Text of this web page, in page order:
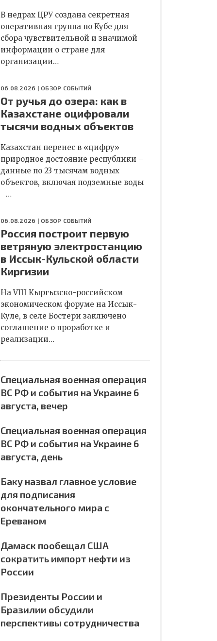
В недрах ЦРУ создана секретная
оперативная группа по Кубе для
сбора чувствительной и значимой
информации о стране для
организации…
06.08.2026 | ОБЗОР СОБЫТИЙ
От ручья до озера: как в
Казахстане оцифровали
тысячи водных объектов
Казахстан перенес в «цифру»
природное достояние республики –
данные по 23 тысячам водных
объектов, включая подземные воды
–…
06.08.2026 | ОБЗОР СОБЫТИЙ
Россия построит первую
ветряную электростанцию
в Иссык-Кульской области
Киргизии
На VIII Кыргызско-российском
экономическом форуме на Иссык-
Куле, в селе Бостери заключено
соглашение о проработке и
реализации…
Специальная военная операция
ВС РФ и события на Украине 6
августа, вечер
Специальная военная операция
ВС РФ и события на Украине 6
августа, день
Баку назвал главное условие
для подписания
окончательного мира с
Ереваном
Дамаск пообещал США
сократить импорт нефти из
России
Президенты России и
Бразилии обсудили
перспективы сотрудничества